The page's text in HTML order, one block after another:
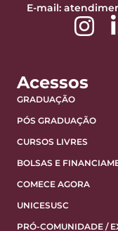
E-mail:
Acessos
GRADUAÇÃO
PÓS GRADUAÇÃO
CURSOS LIVRES
BOLSAS E
COMECE AGORA
UNICESUSC
PRÓ-COMUNIDADE /